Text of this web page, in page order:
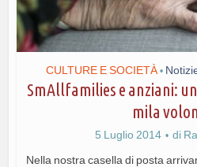
CULTURE E SOCIETÀ •
SmAllfamilies e anziani:
mila
5 Luglio 2014 di
Nella nostra casella di posta